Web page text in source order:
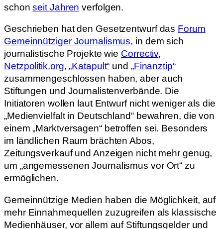
schonseit Jahren verfolgen.
Geschrieben hat den Gesetzentwurf das Forum
Gemeinnütziger Journalismus, in dem sich
journalistische Projekte wie Correctiv,
Netzpolitik.org,„Katapult“ und „Finanztip“
zusammengeschlossen haben, aber auch
Stiftungen und Journalistenverbände. Die
Initiatoren wollen laut Entwurf nicht weniger als die
„Medienvielfalt in Deutschland“ bewahren, die von
einem „Marktversagen“ betroffen sei. Besonders
im ländlichen Raum brächten Abos,
Zeitungsverkauf und Anzeigen nicht mehr genug,
um „angemessenen Journalismus vor Ort“ zu
ermöglichen.
Gemeinnützige Medien haben die Möglichkeit, auf
mehr Einnahmequellen zuzugreifen als klassische
Medienhäuser, vor allem auf Stiftungsgelder und